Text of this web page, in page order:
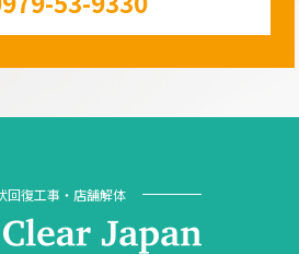
回復工事・店舗解体